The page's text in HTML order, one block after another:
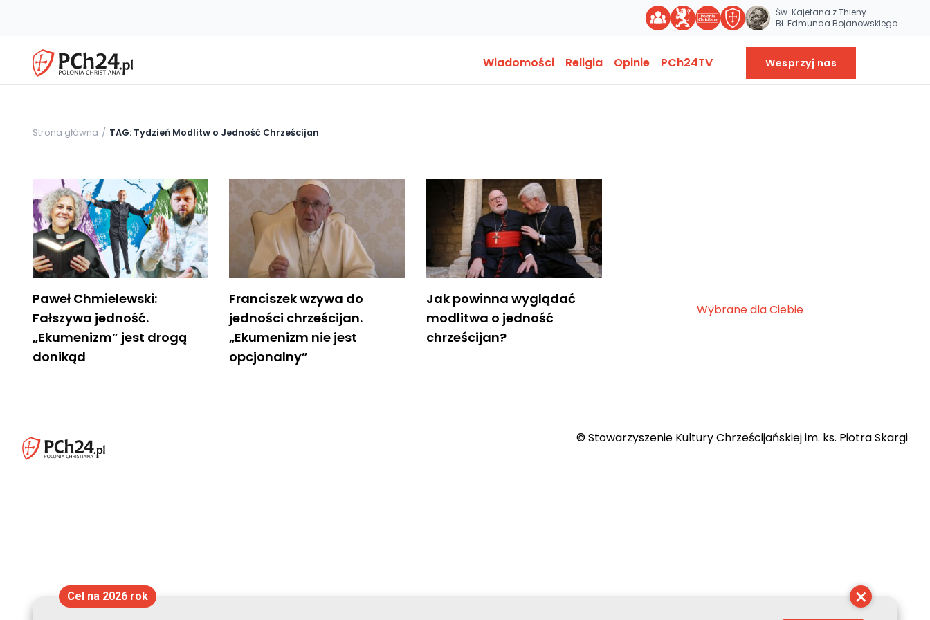
Św. Kajetana z Thieny
Bł. Edmunda Bojanowskiego
Wiadomości Religia Opinie PCh24TV Wesprzyj nas
Strona główna TAG: Tydzień Modlitw o Jedność Chrześcijan
Paweł Chmielewski:
Fałszywa jedność.
„Ekumenizm” jest drogą
donikąd
Franciszek wzywa do
jedności chrześcijan.
„Ekumenizm nie jest
opcjonalny”
Jak powinna wyglądać
modlitwa o jedność
chrześcijan?
Wybrane dla Ciebie
© Stowarzyszenie Kultury Chrześcijańskiej im. ks. Piotra Skargi
×
Cel na 2026 rok